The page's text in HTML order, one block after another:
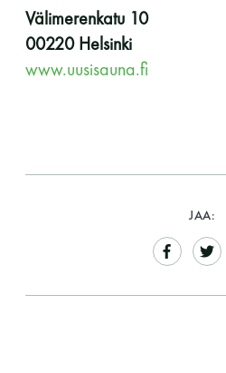
Välimerenkatu 10
00220 Helsinki
www.uusisauna.fi
JAA: